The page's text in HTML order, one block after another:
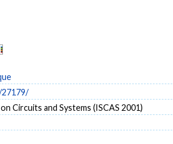
Circuits and Systems (ISCAS 2001)